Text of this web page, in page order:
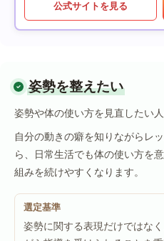
公式サイトを見る
姿勢を整えたい
姿勢や体の使い方を見直したい人
自分の動きの癖を知りながらレ
ら、日常生活でも体の使い方を
組みを続けやすくなります。
選定基準
姿勢に関する表現だけではな